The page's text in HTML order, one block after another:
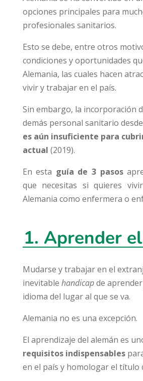
opciones principales para
profesionales sanitarios.
Esto se debe, entre otros
condiciones y oportunidades
Alemania, las cuales hacen
vivir y trabajar en el país.
Sin embargo, la incorporación
demás personal sanitario
es aún insuficiente para
actual (2019).
En esta guía de 3 pasos
que necesitas si quieres
Alemania como enfermera o
1. Aprender el
Mudarse y trabajar en el
inevitable handicapde
idioma del lugar al que se va.
Alemania no es una excepción.
El aprendizaje del alemán es
requisitos indispensables
en el país y homologar el título